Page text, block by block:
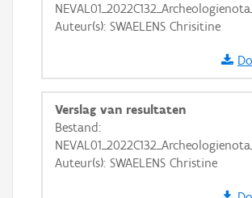
+ −
Basis Lagen
OSM-Basiskaart
Auteur(s): SWAELENS Chrisitine
Verslag van resultaten
Bestand:
Auteur(s): SWAELENS Christine